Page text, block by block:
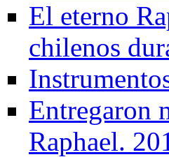
El eterno
chilenos
Entregaron
Raphael.